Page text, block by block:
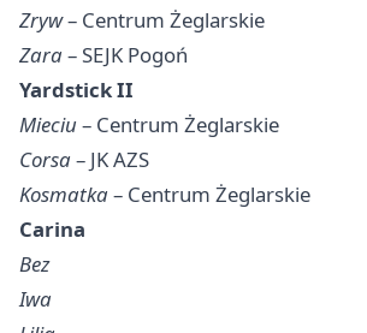
Zryw– Centrum Żeglarskie
Zara– SEJK Pogoń
Yardstick II
Mieciu– Centrum Żeglarskie
Corsa– JK AZS
Kosmatka– Centrum Żeglarskie
Carina
Bez
Iwa